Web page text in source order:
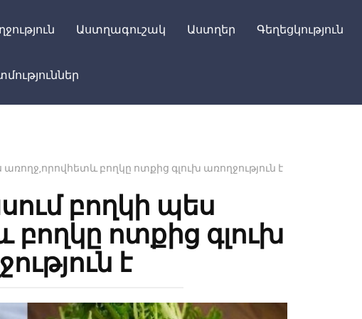
Աստղագուշակ Աստղեր Գեղեցկություն
առողջ,որովհետև բողկը ոտքից գլուխ առողջություն է
բողկի պես
բողկը ոտքից գլուխ
է